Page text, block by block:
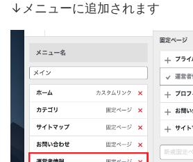
↓メニューに追加されます